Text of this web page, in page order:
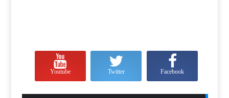
Facebook
Twitter
Youtube